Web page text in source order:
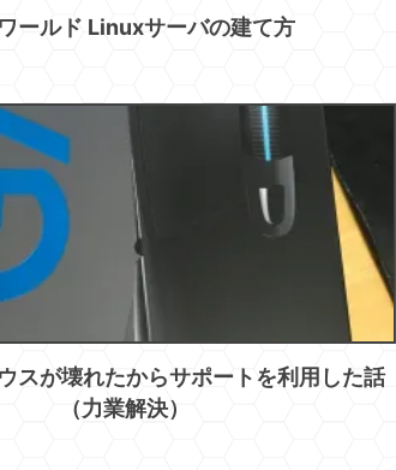
ールド Linuxサーバの建て方
スが壊れたからサポートを利用した話
（力業解決）